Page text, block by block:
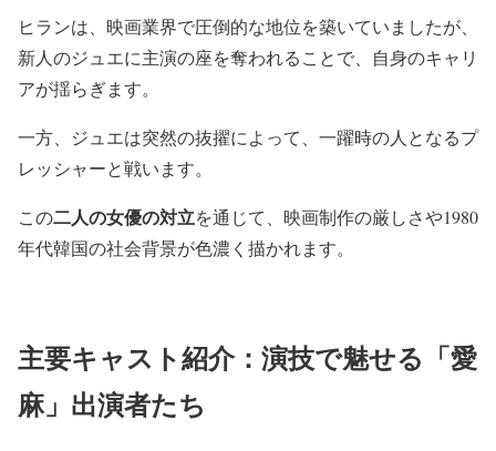
ヒランは、映画業界で圧倒的な地位を築いていましたが、
新人のジュエに主演の座を奪われることで、自身のキャリ
アが揺らぎます。
一方、ジュエは突然の抜擢によって、一躍時の人となるプ
レッシャーと戦います。
この二人の女優の対立を通じて、映画制作の厳しさや1980
年代韓国の社会背景が色濃く描かれます。
主要キャスト紹介：演技で魅せる「愛
麻」出演者たち